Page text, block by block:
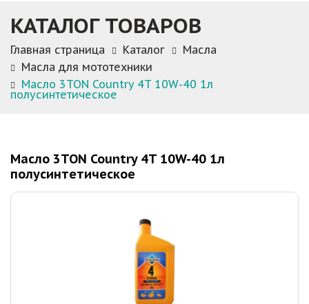
КАТАЛОГ ТОВАРОВ
Главная страница Каталог
Масла
Масла для мототехники
Масло 3TON Country 4T 10W-40 1л
полусинтетическое
Масло 3TON Country 4T 10W-40 1л
полусинтетическое